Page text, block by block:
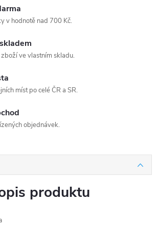
v hodnotě nad 700 Kč.
ve vlastním skladu.
míst po celé ČR a SR.
objednávek.
produktu